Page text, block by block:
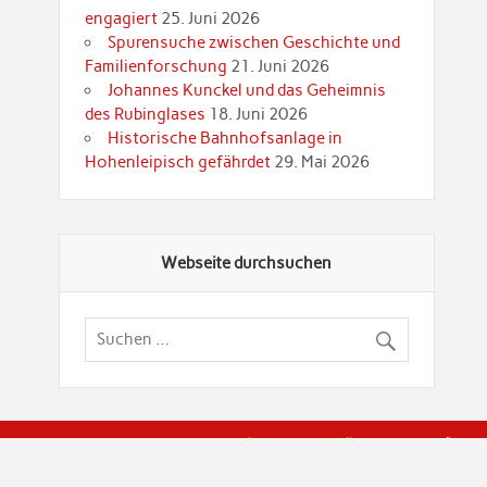
engagiert 25. Juni 2026
Spurensuche zwischen Geschichte und
Familienforschung 21. Juni 2026
Johannes Kunckel und das Geheimnis
des Rubinglases 18. Juni 2026
Historische Bahnhofsanlage in
Hohenleipisch gefährdet 29. Mai 2026
Webseite durchsuchen
© Brandenburgische Genealogische Gesellschaft (BGG)